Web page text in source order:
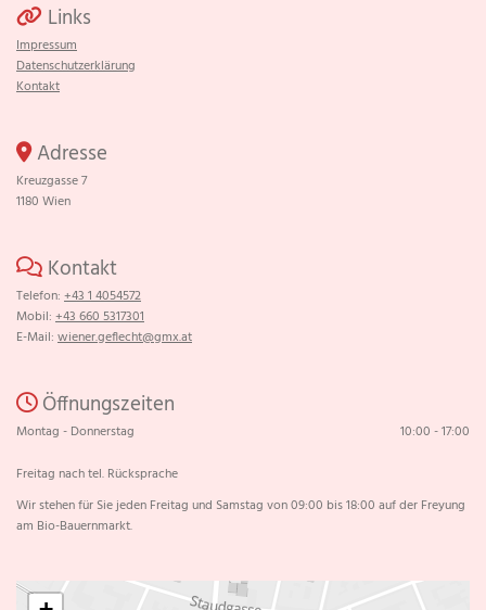
 Links
Impressum
Datenschutzerklärung
Kontakt
 Adresse
Kreuzgasse 7
1180 Wien
 Kontakt
Telefon: +43 1 4054572
Mobil: +43 660 5317301
E-Mail: wiener.geflecht@gmx.at
Öffnungszeiten
Montag - Donnerstag
10:00 - 17:00
Freitag nach tel. Rücksprache
Wir stehen für Sie jeden Freitag und Samstag von 09:00 bis 18:00 auf der Freyung
am Bio-Bauernmarkt.